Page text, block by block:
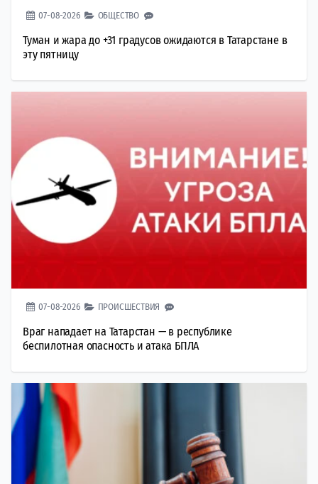
07-08-2026 ОБЩЕСТВО
Туман и жара до +31 градусов ожидаются в Татарстане в
эту пятницу
07-08-2026 ПРОИСШЕСТВИЯ
Враг нападает на Татарстан — в республике
беспилотная опасность и атака БПЛА